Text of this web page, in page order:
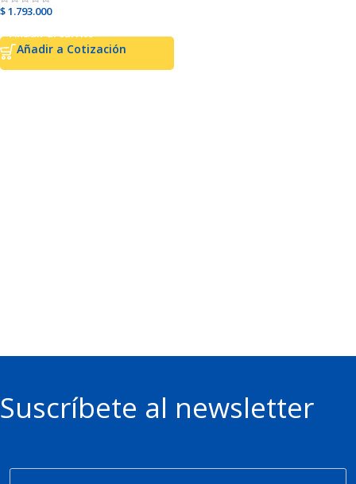
$1.793.000
Añadir al carrito
Añadir a Cotización
Suscríbete al newsletter